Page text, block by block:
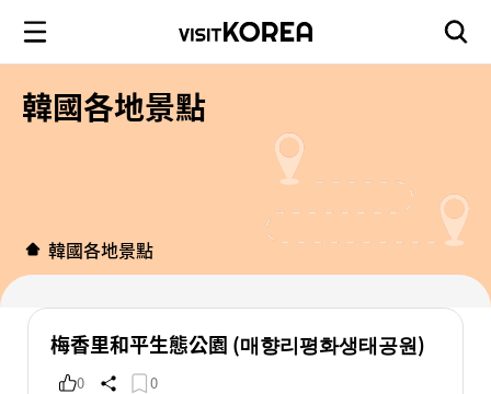
韓國各地景點
韓國各地景點
梅香里和平生態公園 (매향리평화생태공원)
0 0